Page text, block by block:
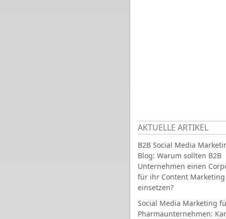
AKTUELLE ARTIKEL
B2B Social Media
Blog: Warum sollten B2B
Unternehmen einen
für ihr Content Marketing
einsetzen?
Social Media Marketing
Pharmaunternehmen: